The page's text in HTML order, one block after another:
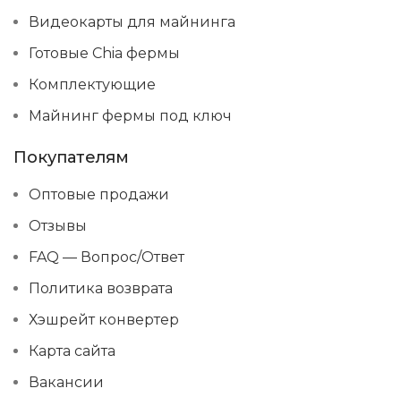
Видеокарты для майнинга
Готовые Chia фермы
Комплектующие
Майнинг фермы под ключ
Покупателям
Оптовые продажи
Отзывы
FAQ — Вопрос/Ответ
Политика возврата
Хэшрейт конвертер
Карта сайта
Вакансии